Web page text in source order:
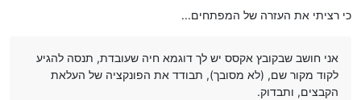
כי רציתי את העזרה של המפתחים...
אני חושב שבקובץ אקסס יש לך דוגמא חיה שעובדת, תנסה להגיע
לקוד מקור שם, (לא מסובך), תבודד את הפונקציה של העלאת
הקבצים, ותבדוק.